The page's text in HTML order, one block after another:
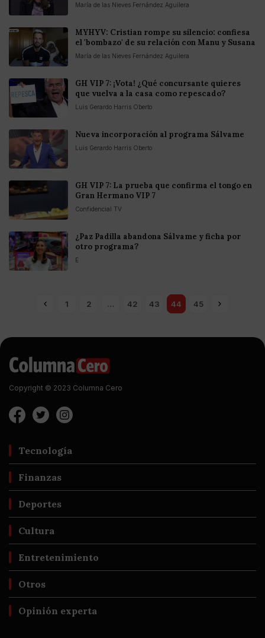
María de las Nieves Fernández Aguilera
MYHYV: Cristian rompe su silencio: confiesa
el 'bombazo' de su relación con Manu y Susana
María de las Nieves Fernández Aguilera
GH VIP 7: ¡Vota! ¿Qué concursante quieres
que vuelva a la casa como repescado?
Luis Gerardo Harris Oberto
Nueva incorporación al programa Sálvame
Luis Gerardo Harris Oberto
GH VIP 7: La prueba que confirma el tongo en
Gran Hermano VIP 7
Confidencial TV
¿Paz Padilla abandona Sálvame y ficha por
otro programa?
E
1 2 … 42 43 44 45
Copyright © 2023 Columna Cero
Tecnología
Finanzas
Deportes
Cultura
Entretenimiento
Otros
Opinión experta